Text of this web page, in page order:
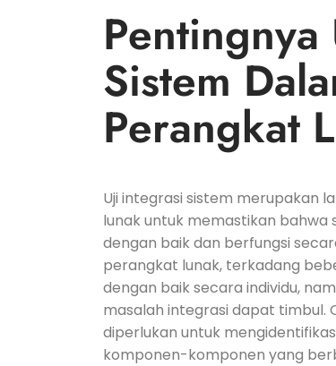
Sistem
‍Perangkat
Uji integrasi​ sistem ⁣merupakan
lunak untuk memastikan
dengan baik dan ​berfungsi
perangkat lunak, terkadang
dengan ​baik secara‌ individu,
masalah integrasi ‍dapat timbul.
diperlukan untuk
komponen-komponen yang